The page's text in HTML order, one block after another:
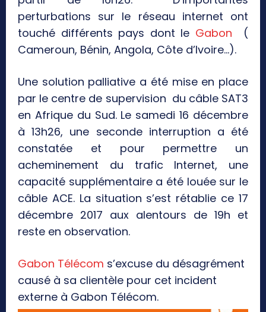
perturbations sur le réseau internet ont
touché différents pays dont le Gabon
(
Cameroun, Bénin, Angola, Côte d’Ivoire…).
Une solution palliative a été mise en place
par le centre de supervision du câble SAT3
en Afrique du Sud. Le samedi 16 décembre
à 13h26, une seconde interruption a été
constatée et pour permettre un
acheminement du trafic Internet, une
capacité supplémentaire a été louée sur le
câble ACE. La situation s’est rétablie ce 17
décembre 2017 aux alentours de 19h et
reste en observation.
Gabon Télécom s’excuse du désagrément
causé à sa clientèle pour cet incident
externe à Gabon Télécom.